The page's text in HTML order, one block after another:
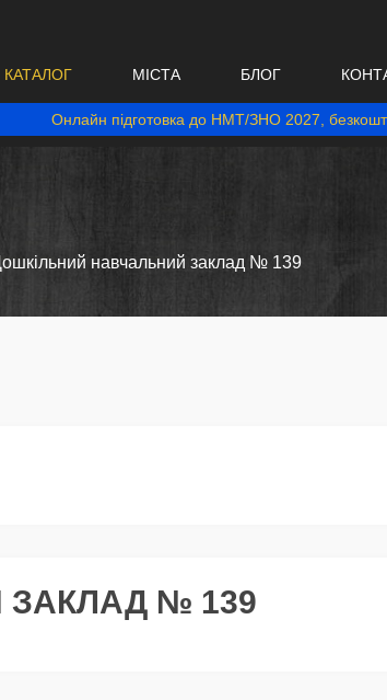
КАТАЛОГ МІСТА БЛОГ
Онлайн підготовка до НМТ/ЗНО 2027,
навчальний заклад № 139
№ 139